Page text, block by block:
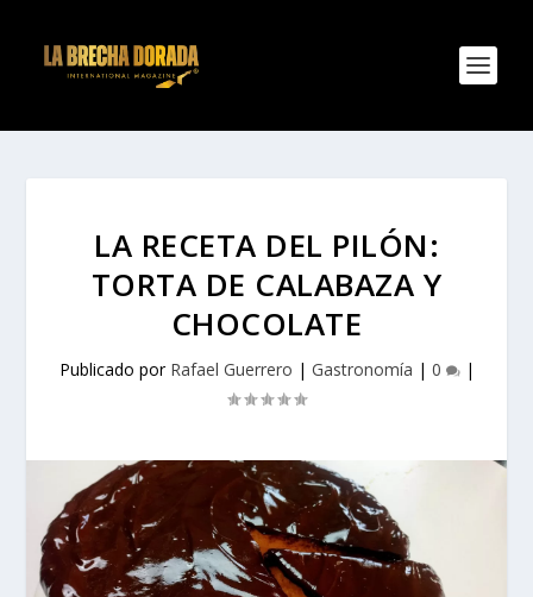
LA RECETA DEL PILÓN:
TORTA DE CALABAZA Y
CHOCOLATE
Publicado por Rafael Guerrero | Gastronomía | 0 |